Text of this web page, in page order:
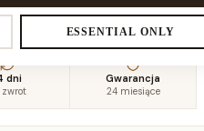
dni
zwrot
Gwarancja
24 miesiące
ESSENTIAL ONLY
cookies are required for
voluntarily.